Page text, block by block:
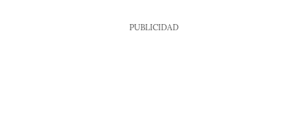
PUBLICIDAD